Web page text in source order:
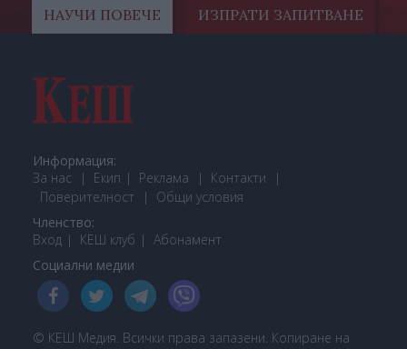
НАУЧИ ПОВЕЧЕ ИЗПРАТИ ЗАПИТВАНЕ
Информация:
За нас
Екип Реклама
Контакти
Поверителност
Общи условия
Членство:
Вход
КЕШ клуб Абонамент
Социални медии
© КЕШ Медия. Всички права запазени. Копиране на